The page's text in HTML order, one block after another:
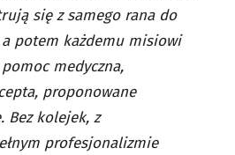
się z samego rana do
potem każdemu misiowi
medyczna,
proponowane
Bez kolejek, z
profesjonalizmie